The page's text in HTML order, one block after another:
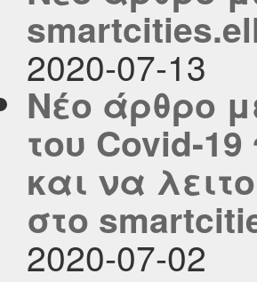
2020-07-13
Νέο άρθρο
του Covid-
και να
στο
2020-07-02